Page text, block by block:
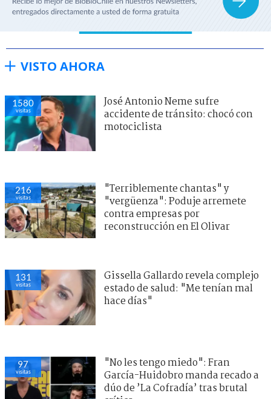
VISTO AHORA
1580
visitas
José Antonio Neme sufre
accidente de tránsito: chocó con
motociclista
216
visitas
"Terriblemente chantas" y
"vergüenza": Poduje arremete
contra empresas por
reconstrucción en El Olivar
131
visitas
Gissella Gallardo revela complejo
estado de salud: "Me tenían mal
hace días"
97
visitas
"No les tengo miedo": Fran
García-Huidobro manda recado a
dúo de ’La Cofradía’ tras brutal